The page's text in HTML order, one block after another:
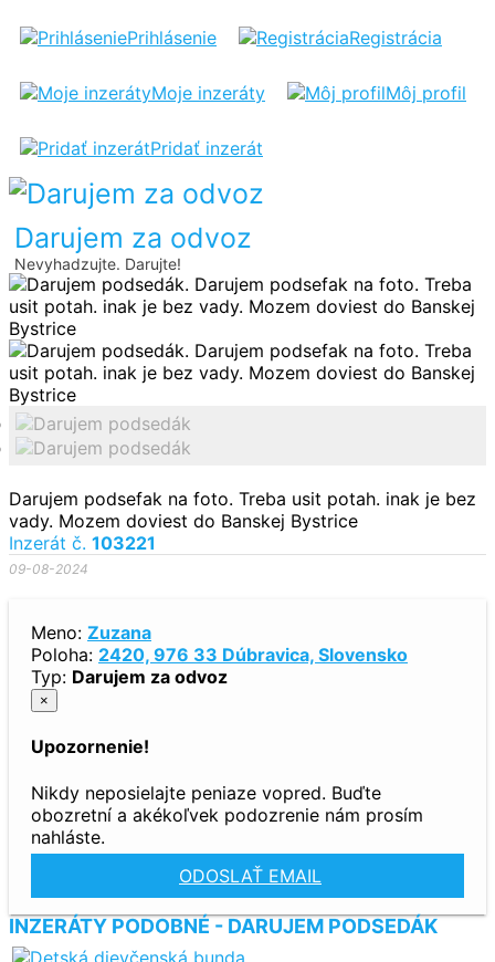
Prihlásenie Registrácia
Moje inzeráty Môj profil
Pridať inzerát
Darujem za odvoz
Nevyhadzujte. Darujte!
DARUJEM
Darujem podsefak na foto. Treba usit potah. inak je bez
vady. Mozem doviest do Banskej Bystrice
Inzerát č. 103221
09-08-2024
Meno: Zuzana
Poloha: 2420, 976 33 Dúbravica, Slovensko
Typ: Darujem za odvoz
×
Upozornenie!
Nikdy neposielajte peniaze vopred. Buďte
obozretní a akékoľvek podozrenie nám prosím
nahláste.
ODOSLAŤ EMAIL
INZERÁTY PODOBNÉ - DARUJEM PODSEDÁK